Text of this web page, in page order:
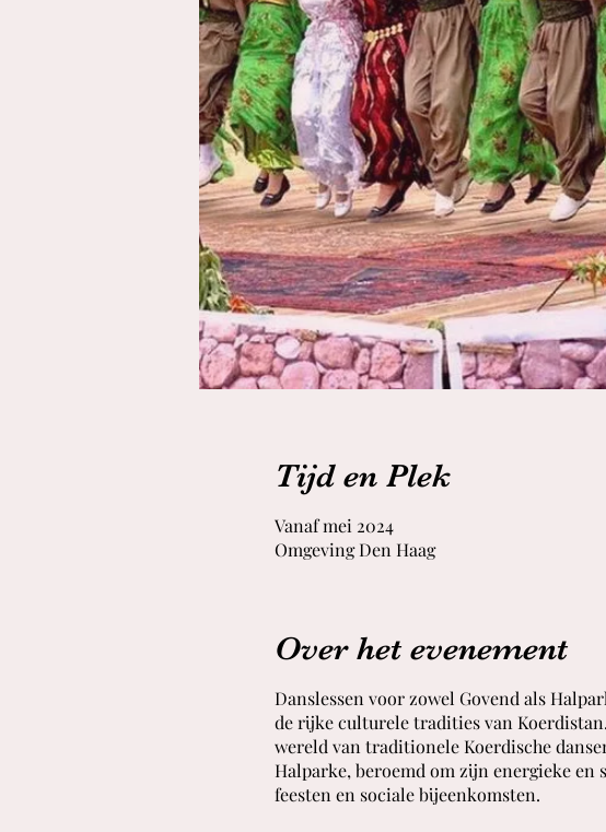
Tijd en Plek
Vanaf mei 2024
Omgeving Den Haag
Over het evenement
Danslessen voor zowel Govend als
de rijke culturele tradities van
wereld van traditionele Koerdische
Halparke, beroemd om zijn energieke en
feesten en sociale bijeenkomsten.